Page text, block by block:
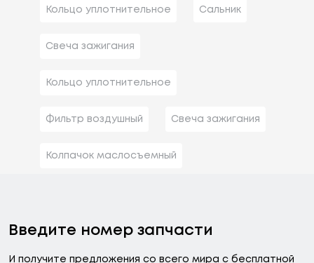
Кольцо уплотнительное Сальник
Свеча зажигания
Кольцо уплотнительное
Фильтр воздушный Свеча зажигания
Колпачок маслосъемный
Введите номер запчасти
И получите предложения со всего мира с бесплатной